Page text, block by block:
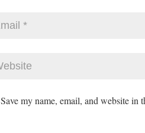
Save my name, email, and website in